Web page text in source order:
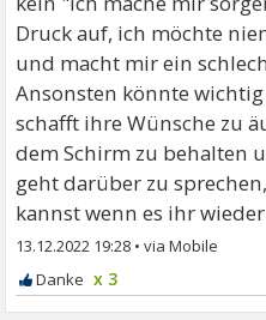
Druck auf, ich möchte
und macht mir ein
Ansonsten könnte
schafft ihre Wünsche zu
dem Schirm zu behalten
geht darüber zu
kannst wenn es ihr
13.12.2022 19:28 •
x 3